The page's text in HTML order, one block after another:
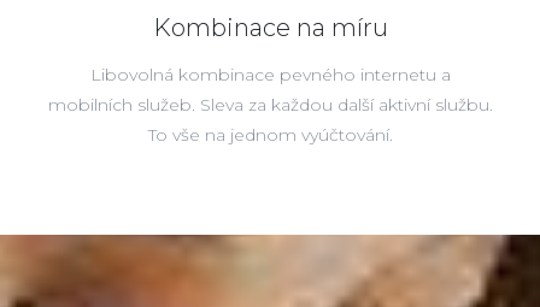
Kombinace na míru
Libovolná kombinace pevného internetu a
mobilních služeb. Sleva za každou další aktivní službu.
To vše na jednom vyúčtování.